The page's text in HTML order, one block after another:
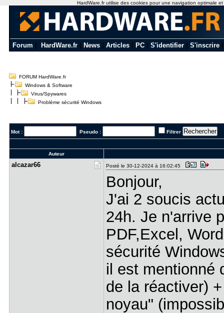
Forum HardWare.fr News Articles PC S'identifier S'inscrire
FORUM HardWare.fr
Windows & Software
Virus/Spywares
Problème sécurité Windows
Mot : Pseudo : Filtrer
Auteur
alcazar66 Posté le 30-12-2024 à 16:02:45
Bonjour,
J'ai 2 soucis
24h. Je n'arrive
PDF,Excel,
sécurité
il est mentionné
de la réactiver)
noyau"
HardWare.fr utilise des cookies pour une navigation optimale